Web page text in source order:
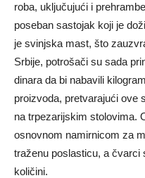
roba, uključujući i
poseban sastojak koji je
je svinjska mast, što
Srbije, potrošači su sada
dinara da bi nabavili
proizvoda, pretvarajući ove
na trpezarijskim stolovima.
osnovnom namirnicom za
traženu poslasticu, a čvarci
količini.